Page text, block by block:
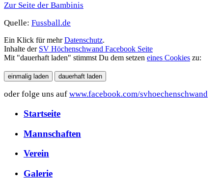
Zur Seite der Bambinis
Quelle: Fussball.de
Ein Klick für mehrDatenschutz.
Inhalte der SV Höchenschwand Facebook Seite
Mit "dauerhaft laden" stimmst Du dem setzen eines Cookies zu:
oder folge uns auf www.facebook.com/svhoechenschwand
Startseite
Mannschaften
Verein
Galerie